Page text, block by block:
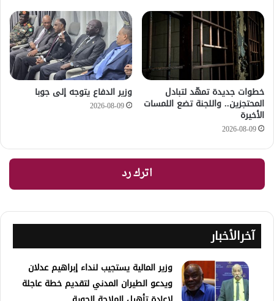
خطوات جديدة تمهّد لتبادل
المحتجزين.. واللجنة تضع اللمسات
الأخيرة
2026-08-09
وزير الدفاع يتوجه إلى جوبا
2026-08-09
اترك رد
آخرالأخبار
وزير المالية يستجيب لنداء إبراهيم عدلان
ويدعو الطيران المدني لتقديم خطة عاجلة